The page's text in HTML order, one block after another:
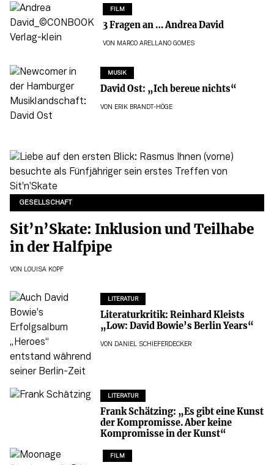
FILM
3 Fragen an … Andrea David
VON MARCO ARELLANO GOMES
MUSIK
David Ost: „Ich bereue nichts“
VON ERIK BRANDT-HÖGE
GESELLSCHAFT
Sit’n’Skate: Inklusion und Teilhabe
in der Halfpipe
VON LOUISA KOPF
LITERATUR
Literaturkritik: Reinhard Kleists
„Low: David Bowie’s Berlin Years“
VON DANIEL SCHIEFERDECKER
LITERATUR
Frank Schätzing: „Es gibt eine Kunst
der Kompromisse. Aber keine
Kompromisse in der Kunst“
FILM